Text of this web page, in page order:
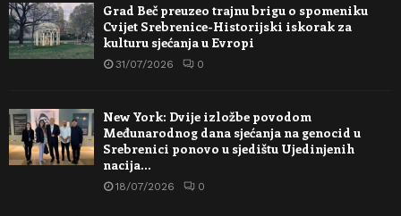
Grad Beč preuzeo trajnu brigu o spomeniku
Cvijet Srebrenice-Historijski iskorak za
kulturu sjećanja u Evropi
31/07/2026 0
New York: Dvije izložbe povodom
Međunarodnog dana sjećanja na genocid u
Srebrenici ponovo u sjedištu Ujedinjenih
nacija…
18/07/2026 0